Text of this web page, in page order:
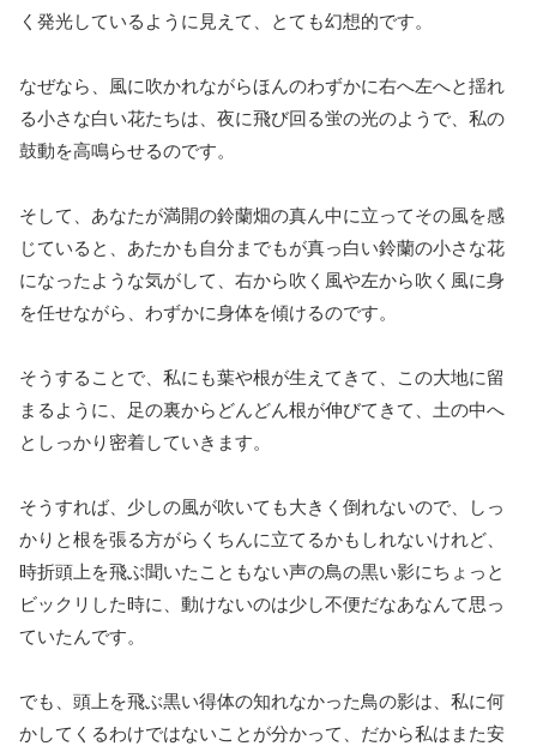
く発光しているように見えて、とても幻想的です。
なぜなら、風に吹かれながらほんのわずかに右へ左へと揺れ
る小さな白い花たちは、夜に飛び回る蛍の光のようで、私の
鼓動を高鳴らせるのです。
そして、あなたが満開の鈴蘭畑の真ん中に立ってその風を感
じていると、あたかも自分までもが真っ白い鈴蘭の小さな花
になったような気がして、右から吹く風や左から吹く風に身
を任せながら、わずかに身体を傾けるのです。
そうすることで、私にも葉や根が生えてきて、この大地に留
まるように、足の裏からどんどん根が伸びてきて、土の中へ
としっかり密着していきます。
そうすれば、少しの風が吹いても大きく倒れないので、しっ
かりと根を張る方がらくちんに立てるかもしれないけれど、
時折頭上を飛ぶ聞いたこともない声の鳥の黒い影にちょっと
ビックリした時に、動けないのは少し不便だなあなんて思っ
ていたんです。
でも、頭上を飛ぶ黒い得体の知れなかった鳥の影は、私に何
かしてくるわけではないことが分かって、だから私はまた安